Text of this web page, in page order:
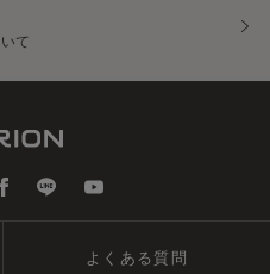
て
よくある質問